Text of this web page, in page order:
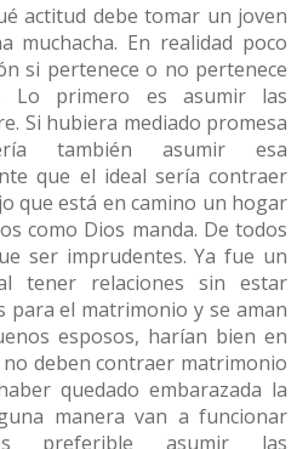
actitud debe tomar un joven
muchacha. En realidad poco
si pertenece o no pertenece
Lo primero es asumir las
Si hubiera mediado promesa
también asumir esa
que el ideal sería contraer
que está en camino un hogar
como Dios manda. De todos
ser imprudentes. Ya fue un
tener relaciones sin estar
para el matrimonio y se aman
esposos, harían bien en
deben contraer matrimonio
quedado embarazada la
manera van a funcionar
preferible asumir las